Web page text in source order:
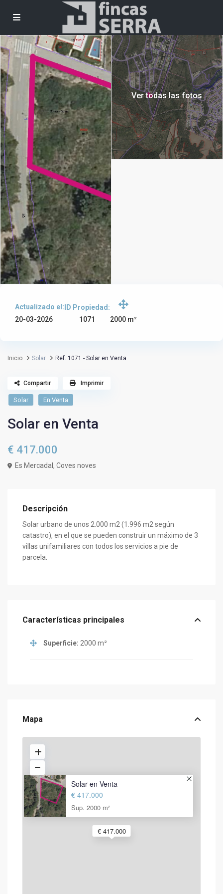
Ver todas las fotos
Actualizado el:
20-03-2026
ID Propiedad:
1071
2000 m²
Inicio Solar Ref. 1071 - Solar en Venta
Solar En Venta
Solar en Venta
€ 417.000
Es Mercadal, Coves noves
Compartir Imprimir
Descripción
Solar urbano de unos 2.000 m2 (1.996 m2 según
catastro), en el que se pueden construir un máximo de 3
villas unifamiliares con todos los servicios a pie de
parcela.
Características principales
Superficie: 2000 m²
Mapa
€ 417.000
Solar en Venta
€ 417.000
Sup. 2000 m²